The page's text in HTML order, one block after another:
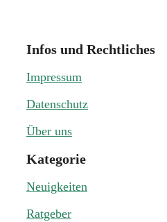
Infos und Rechtliches
Impressum
Datenschutz
Über uns
Kategorie
Neuigkeiten
Ratgeber